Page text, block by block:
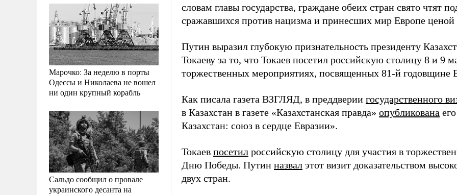
Марочко: За неделю в порты
Одессы и Николаева не вошел
ни один крупный корабль
Сальдо сообщил о провале
украинского десанта на
словам главы государства, граждане обеих стран свято чтят
сражавшихся против нацизма и принесших мир Европе
Путин выразил глубокую признательность президенту
Токаеву за то, что Токаев посетил российскую столицу 8 и 9
торжественных мероприятиях, посвященных 81-й годовщине
Как писала газета ВЗГЛЯД, в преддверии государственного
в Казахстан в газете «Казахстанская правда» опубликована
Казахстан: союз в сердце Евразии».
Токаев посетил российскую столицу для участия в
Дню Победы. Путин назвал этот визит доказательством
двух стран.